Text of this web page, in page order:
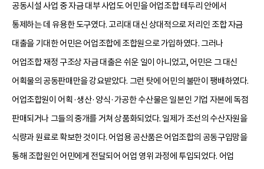
공동시설 사업 중 자금 대부 사업도 어민을 어업조합 테두리 안에서
통제하는 데 유용한 도구였다. 고리대 대신 상대적으로 저리인 조합 자금
대출을 기대한 어민은 어업조합에 조합원으로 가입하였다. 그러나
어업조합 재정 구조상 자금 대출은 쉬운 일이 아니었고, 어민은 그 대신
어획물의 공동판매만을 강요받았다. 그런 탓에 어민의 불만이 팽배하였다.
어업조합원이 어획·생산·양식·가공한 수산물은 일본인 기업 자본에 독점
판매되거나 그들의 중개를 거쳐 상품화되었다. 일제가 조선의 수산자원을
식량과 원료로 확보한 것이다. 어업용 공산품은 어업조합의 공동구입망을
통해 조합원인 어민에게 전달되어 어업 영위 과정에 투입되었다. 어업